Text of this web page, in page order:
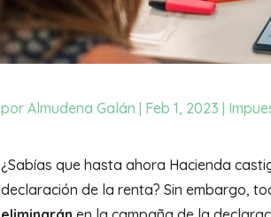
por Almudena Galán | Feb 1, 2023 |
¿Sabías que hasta ahora Hacienda
declaración de la renta? Sin embargo,